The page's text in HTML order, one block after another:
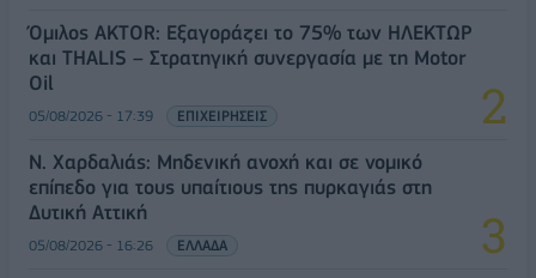
Όμιλος AKTOR: Εξαγοράζει το 75% των ΗΛΕΚΤΩΡ
και THALIS – Στρατηγική συνεργασία με τη Motor
Oil
05/08/2026 - 17:39 ΕΠΙΧΕΙΡΗΣΕΙΣ
Ν. Χαρδαλιάς: Μηδενική ανοχή και σε νομικό
επίπεδο για τους υπαίτιους της πυρκαγιάς στη
Δυτική Αττική
05/08/2026 - 16:26 ΕΛΛΑΔΑ